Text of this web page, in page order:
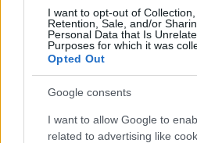
I want to opt-out of Collection,
Retention, Sale, and/or
Personal Data that Is
Purposes for which it was
Opted Out
Google consents
I want to allow Google to
related to advertising like
η πόρτα μου είναι
έλεγε προσερχόμενος στη
Αυγενάκης, είναι σαφές ότι
που τορπιλίζουν το
ημέρες, στο μπλόκο του